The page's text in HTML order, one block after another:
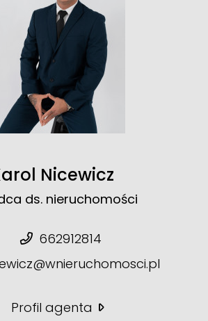
Nicewicz
ds. nieruchomości
662912814
Profil agenta